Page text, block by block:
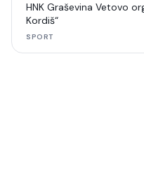
HNK Graševina Vetovo
Kordiš“
SPORT